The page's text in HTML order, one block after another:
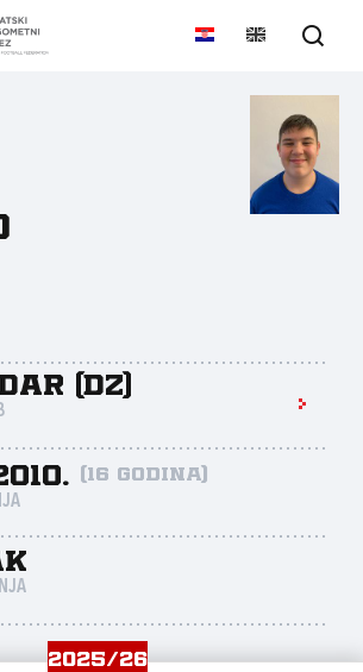
(DZ)
(16 godina)
2025/26